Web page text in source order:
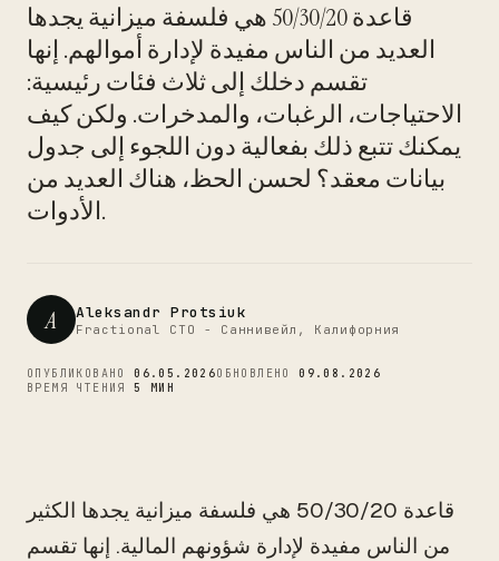
قاعدة 50/30/20 هي فلسفة ميزانية يجدها
العديد من الناس مفيدة لإدارة أموالهم. إنها
تقسم دخلك إلى ثلاث فئات رئيسية:
الاحتياجات، الرغبات، والمدخرات. ولكن كيف
يمكنك تتبع ذلك بفعالية دون اللجوء إلى جدول
بيانات معقد؟ لحسن الحظ، هناك العديد من
الأدوات.
A Aleksandr Protsiuk
Fractional CTO - Саннивейл, Калифорния
ОПУБЛИКОВАНО06.05.2026ОБНОВЛЕНО09.08.2026
ВРЕМЯ ЧТЕНИЯ5 МИН
قاعدة 50/30/20 هي فلسفة ميزانية يجدها الكثير
من الناس مفيدة لإدارة شؤونهم المالية. إنها تقسم